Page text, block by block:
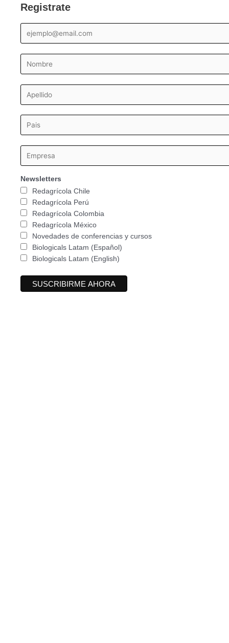
Registrate
Newsletters
Redagrícola Chile
Redagrícola Perú
Redagrícola Colombia
Redagrícola México
Novedades de conferencias y cursos
Biologicals Latam (Español)
Biologicals Latam (English)